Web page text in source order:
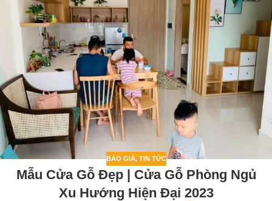
BÁO GIÁ, TIN TỨC
Mẫu Cửa Gỗ Đẹp | Cửa Gỗ Phòng Ngủ
Xu Hướng Hiện Đại 2023